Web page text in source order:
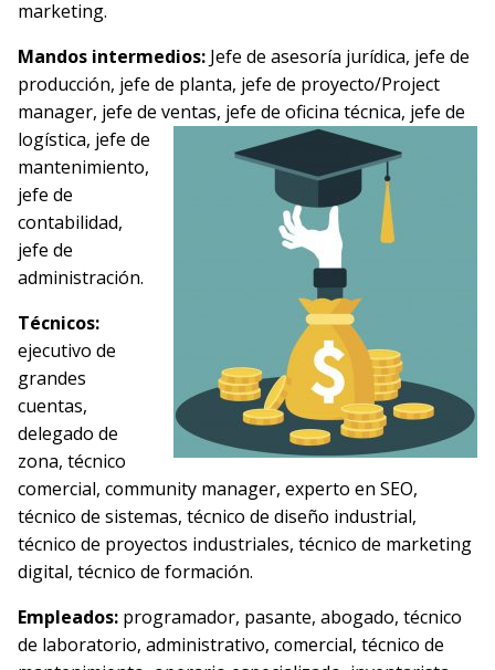
marketing.
Mandos intermedios: Jefe de asesoría jurídica, jefe de
producción, jefe de planta, jefe de proyecto/Project
manager, jefe de ventas, jefe de oficina técnica, jefe de
logística, jefe de
mantenimiento,
jefe de
contabilidad,
jefe de
administración.
Técnicos:
ejecutivo de
grandes
cuentas,
delegado de
zona, técnico
comercial, community manager, experto en SEO,
técnico de sistemas, técnico de diseño industrial,
técnico de proyectos industriales, técnico de marketing
digital, técnico de formación.
Empleados: programador, pasante, abogado, técnico
de laboratorio, administrativo, comercial, técnico de